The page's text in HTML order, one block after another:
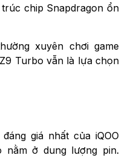
chip Snapdragon ổn
xuyên chơi game
Turbo vẫn là lựa chọn
giá nhất của iQOO
nằm ở dung lượng pin.